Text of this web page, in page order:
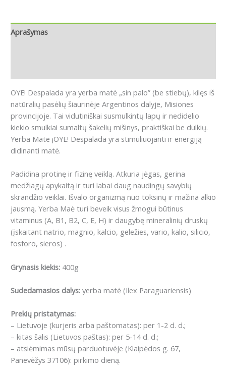
Aprašymas
OYE! Despalada yra yerba matė „sin palo” (be stiebų), kilęs iš
natūralių pasėlių šiaurinėje Argentinos dalyje, Misiones
provincijoje. Tai vidutiniškai susmulkintų lapų ir nedidelio
kiekio smulkiai sumaltų šakelių mišinys, praktiškai be dulkių.
Yerba Mate ¡OYE! Despalada yra stimuliuojanti ir energiją
didinanti matė.
Padidina protinę ir fizinę veiklą. Atkuria jėgas, gerina
medžiagų apykaitą ir turi labai daug naudingų savybių
skrandžio veiklai. Išvalo organizmą nuo toksinų ir mažina alkio
jausmą. Yerba Maė turi beveik visus žmogui būtinus
vitaminus (A, B1, B2, C, E, H) ir daugybę mineralinių druskų
(įskaitant natrio, magnio, kalcio, geležies, vario, kalio, silicio,
fosforo, sieros) .
Grynasis kiekis: 400g
Sudedamasios dalys: yerba matė (Ilex Paraguariensis)
Prekių pristatymas:
– Lietuvoje (kurjeris arba paštomatas): per 1-2 d. d.;
– kitas šalis (Lietuvos paštas): per 5-14 d. d.;
– atsiėmimas mūsų parduotuvėje (Klaipėdos g. 67,
Panevėžys 37106): pirkimo dieną.